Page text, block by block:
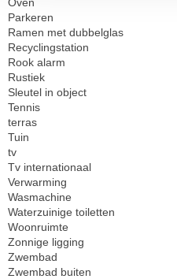
Parkeren
Ramen met dubbelglas
Recyclingstation
Rook alarm
Rustiek
Sleutel in object
Tennis
terras
Tuin
tv
Tv internationaal
Verwarming
Wasmachine
Waterzuinige toiletten
Woonruimte
Zonnige ligging
Zwembad
Zwembad buiten